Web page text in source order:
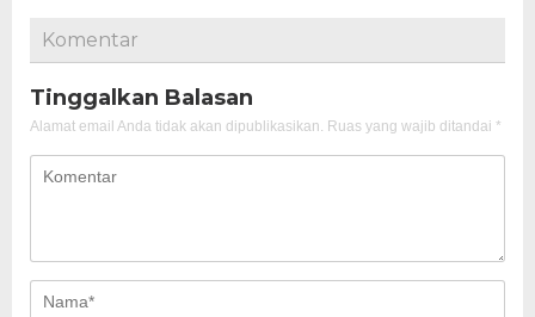
Komentar
Tinggalkan Balasan
Alamat email Anda tidak akan dipublikasikan. Ruas yang wajib ditandai *